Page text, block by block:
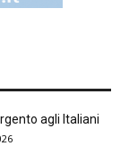
agli Italiani